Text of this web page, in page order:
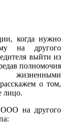
когда нужно
на другого
выйти из
полномочия
о том,
лицо.
ООО на другого